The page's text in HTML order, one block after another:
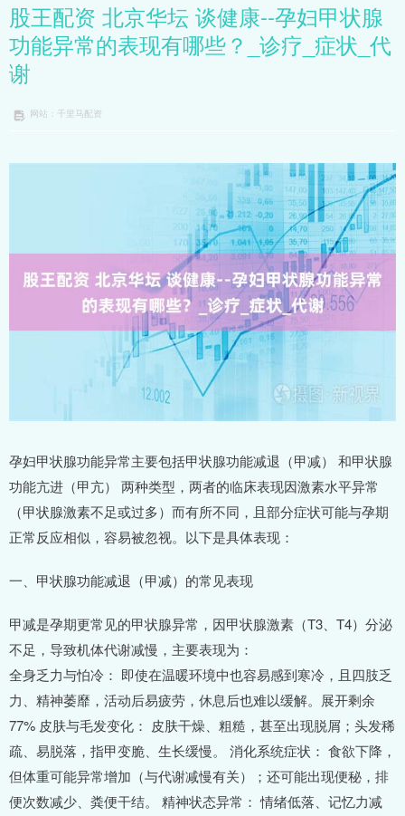
股王配资 北京华坛 谈健康--孕妇甲状腺
功能异常的表现有哪些？_诊疗_症状_代
谢
网站：千里马配资
孕妇甲状腺功能异常主要包括甲状腺功能减退（甲减） 和甲状腺
功能亢进（甲亢） 两种类型，两者的临床表现因激素水平异常
（甲状腺激素不足或过多）而有所不同，且部分症状可能与孕期
正常反应相似，容易被忽视。以下是具体表现：
一、甲状腺功能减退（甲减）的常见表现
甲减是孕期更常见的甲状腺异常，因甲状腺激素（T3、T4）分泌
不足，导致机体代谢减慢，主要表现为：
全身乏力与怕冷： 即使在温暖环境中也容易感到寒冷，且四肢乏
力、精神萎靡，活动后易疲劳，休息后也难以缓解。展开剩余
77% 皮肤与毛发变化： 皮肤干燥、粗糙，甚至出现脱屑；头发稀
疏、易脱落，指甲变脆、生长缓慢。 消化系统症状： 食欲下降，
但体重可能异常增加（与代谢减慢有关）；还可能出现便秘，排
便次数减少、粪便干结。 精神状态异常： 情绪低落、记忆力减